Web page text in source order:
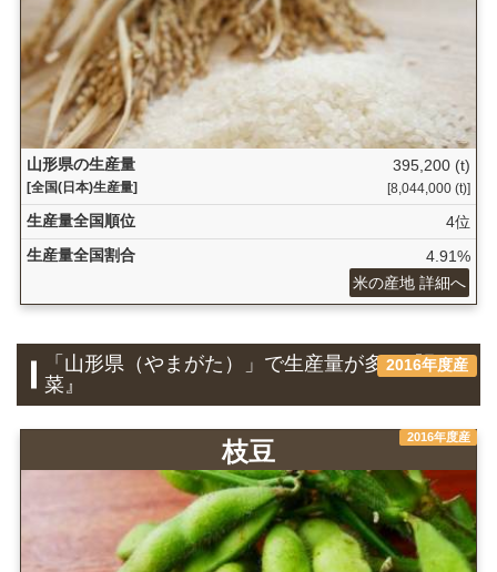
山形県の生産量
[全国(日本)生産量]
395,200 (t)
[8,044,000 (t)]
生産量全国順位
4位
生産量全国割合
4.91%
米の産地 詳細へ
2016年度産
「山形県（やまがた）」で生産量が多い『野
菜』
2016年度産
枝豆